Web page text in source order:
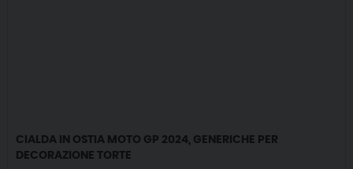
CIALDA IN OSTIA MOTO GP 2024, GENERICHE PER
DECORAZIONE TORTE